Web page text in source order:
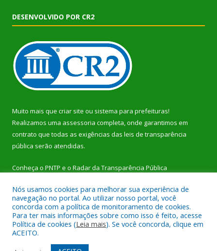
DESENVOLVIDO POR CR2
Muito mais que criar site ou sistema para prefeituras!
Realizamos uma assessoria completa, onde garantimos em
contrato que todas as exigências das leis de transparência
pública serão atendidas.
Conheça o PNTP e o Radar da Transparência Pública
Todos os direitos reservados a Prefeitura Municipal de Dom
Eliseu.
Nós usamos cookies para melhorar sua experiência de
navegação no portal. Ao utilizar nosso portal, você
concorda com a política de monitoramento de cookies.
Para ter mais informações sobre como isso é feito, acesse
Política de cookies (Leia mais). Se você concorda, clique em
ACEITO.